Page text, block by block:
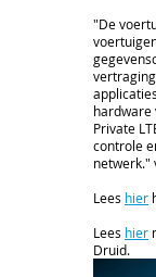
"De
hardware
Private
controle
netwerk."
Lees hier
Lees hier
Druid.